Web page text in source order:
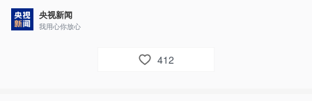
央视新闻
我用心你放心
412